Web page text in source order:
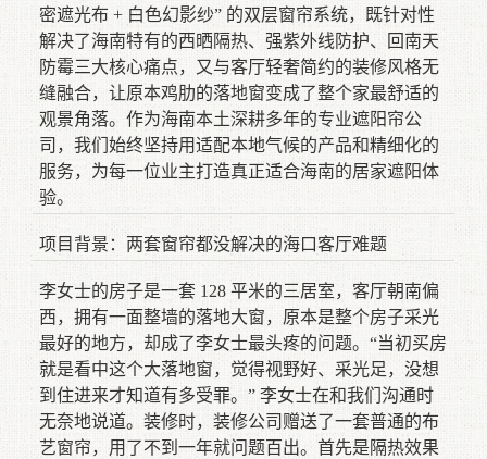
密遮光布 + 白色幻影纱” 的双层窗帘系统，既针对性
解决了海南特有的西晒隔热、强紫外线防护、回南天
防霉三大核心痛点，又与客厅轻奢简约的装修风格无
缝融合，让原本鸡肋的落地窗变成了整个家最舒适的
观景角落。作为海南本土深耕多年的专业遮阳帘公
司，我们始终坚持用适配本地气候的产品和精细化的
服务，为每一位业主打造真正适合海南的居家遮阳体
验。
项目背景：两套窗帘都没解决的海口客厅难题
李女士的房子是一套 128 平米的三居室，客厅朝南偏
西，拥有一面整墙的落地大窗，原本是整个房子采光
最好的地方，却成了李女士最头疼的问题。“当初买房
就是看中这个大落地窗，觉得视野好、采光足，没想
到住进来才知道有多受罪。” 李女士在和我们沟通时
无奈地说道。装修时，装修公司赠送了一套普通的布
艺窗帘，用了不到一年就问题百出。首先是隔热效果